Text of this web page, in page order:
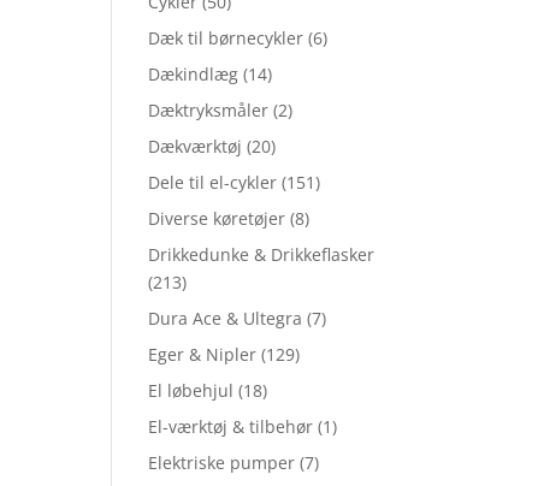
Dæk til børnecykler (6)
Dækindlæg (14)
Dæktryksmåler (2)
Dækværktøj (20)
Dele til el-cykler (151)
Diverse køretøjer (8)
Drikkedunke & Drikkeflasker
(213)
Dura Ace & Ultegra (7)
Eger & Nipler (129)
El løbehjul (18)
El-værktøj & tilbehør (1)
Elektriske pumper (7)